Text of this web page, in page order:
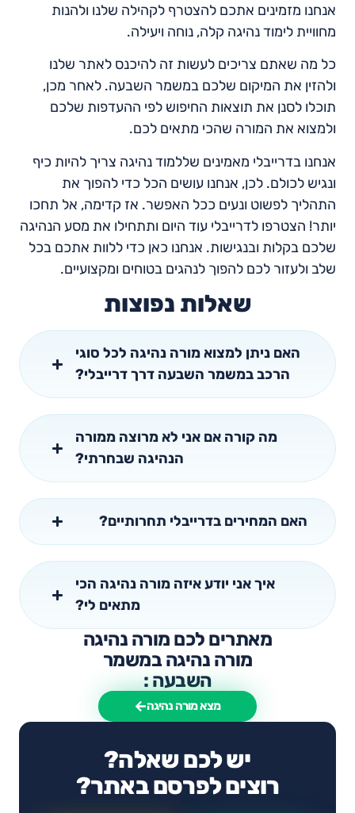
אנחנו מזמינים אתכם להצטרף לקהילה שלנו ולהנות
מחוויית לימוד נהיגה קלה, נוחה ויעילה.
כל מה שאתם צריכים לעשות זה להיכנס לאתר שלנו
ולהזין את המיקום שלכם במשמר השבעה. לאחר מכן,
תוכלו לסנן את תוצאות החיפוש לפי ההעדפות שלכם
ולמצוא את המורה שהכי מתאים לכם.
אנחנו בדרייבלי מאמינים שללמוד נהיגה צריך להיות כיף
ונגיש לכולם. לכן, אנחנו עושים הכל כדי להפוך את
התהליך לפשוט ונעים ככל האפשר. אז קדימה, אל תחכו
יותר! הצטרפו לדרייבלי עוד היום ותתחילו את מסע הנהיגה
שלכם בקלות ובנגישות. אנחנו כאן כדי ללוות אתכם בכל
שלב ולעזור לכם להפוך לנהגים בטוחים ומקצועיים.
שאלות נפוצות
האם ניתן למצוא מורה נהיגה לכל סוגי
הרכב במשמר השבעה דרך דרייבלי?
מה קורה אם אני לא מרוצה ממורה
הנהיגה שבחרתי?
האם המחירים בדרייבלי תחרותיים?
איך אני יודע איזה מורה נהיגה הכי
מתאים לי?
מאתרים לכם מורה נהיגה
מורה נהיגה במשמר
השבעה :
מצא מורה נהיגה
יש לכם שאלה?
רוצים לפרסם באתר?